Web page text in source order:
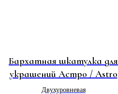
Бархатная шкатулка для
украшений Астро / Astro
Двухуровневая